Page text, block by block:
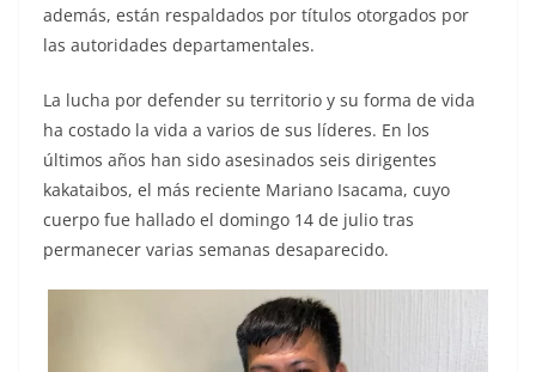
además, están respaldados por títulos otorgados por
las autoridades departamentales.
La lucha por defender su territorio y su forma de vida
ha costado la vida a varios de sus líderes. En los
últimos años han sido asesinados seis dirigentes
kakataibos, el más reciente Mariano Isacama, cuyo
cuerpo fue hallado el domingo 14 de julio tras
permanecer varias semanas desaparecido.